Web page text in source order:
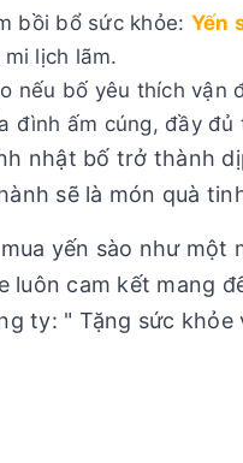
bồi bổ sức khỏe: Yến
lịch lãm.
nếu bố yêu thích vận
đình ấm cúng, đầy đủ
nhật bố trở thành
sẽ là món quà
yến sào như một
luôn cam kết mang
ty: " Tặng sức